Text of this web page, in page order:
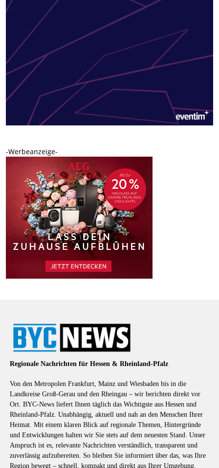
-Werbeanzeige-
Regionale Nachrichten für Hessen & Rheinland-Pfalz
Von den Metropolen Frankfurt, Mainz und Wiesbaden bis in die
Landkreise Groß-Gerau und den Rheingau – wir berichten direkt vor
Ort. BYC-News liefert Ihnen täglich das Wichtigste aus Hessen und
Rheinland-Pfalz. Unabhängig, aktuell und nah an den Menschen Ihrer
Heimat. Mit einem klaren Blick auf regionale Themen, Hintergründe
und Entwicklungen halten wir Sie stets auf dem neuesten Stand. Unser
Anspruch ist es, relevante Nachrichten verständlich, transparent und
zuverlässig aufzubereiten. So bleiben Sie informiert über das, was Ihre
Region bewegt – schnell, kompakt und direkt aus Ihrer Umgebung.